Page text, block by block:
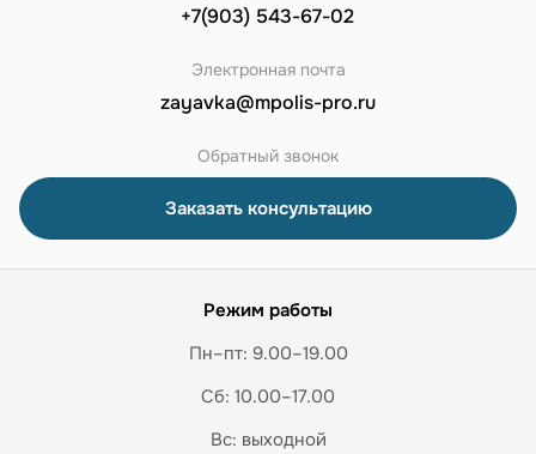
+7(903) 543-67-02
Электронная почта
zayavka@mpolis-pro.ru
Обратный звонок
Заказать консультацию
Режим работы
Пн–пт: 9.00–19.00
Сб: 10.00–17.00
Вс: выходной